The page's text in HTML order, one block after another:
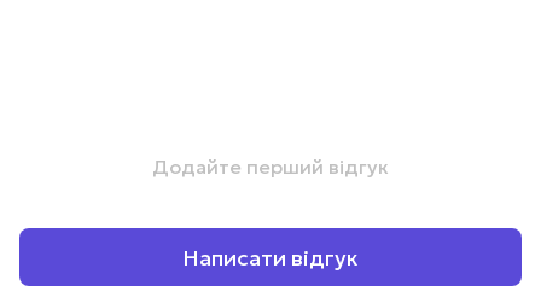
Додайте перший відгук
Написати відгук